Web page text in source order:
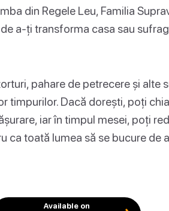
din Regele Leu, Familia
a-ți transforma casa sau
pahare de petrecere și alte
timpurilor. Dacă dorești, poți
iar în timpul mesei, poți
ca toată lumea să se bucure de
Available on